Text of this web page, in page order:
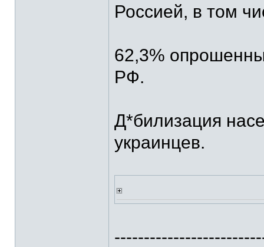
Россией, в том
62,3%
РФ.
Д*билизация
украинцев.